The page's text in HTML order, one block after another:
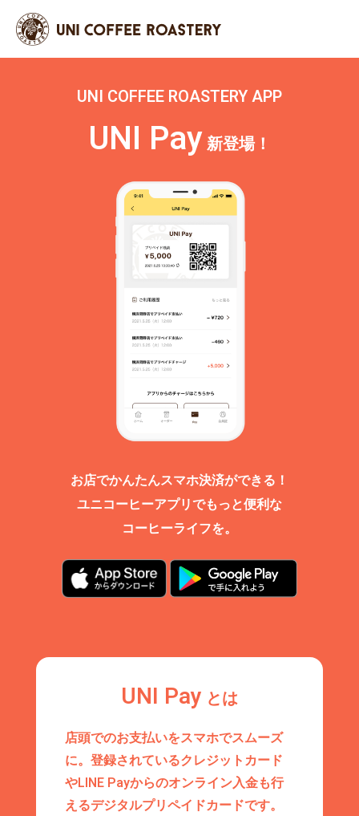
UNI COFFEE ROASTERY APP
UNI Pay新登場！
お店でかんたんスマホ決済ができる！
ユニコーヒーアプリでもっと便利な
コーヒーライフを。
UNI Pay とは
店頭でのお支払いをスマホでスムーズ
に。登録されているクレジットカード
やLINE Payからのオンライン入金も行
えるデジタルプリペイドカードです。